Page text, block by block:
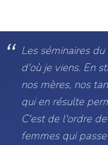
Les séminaires
d'où je viens. En
nos mères, nos
qui en résulte
C'est de l'ordre
femmes qui